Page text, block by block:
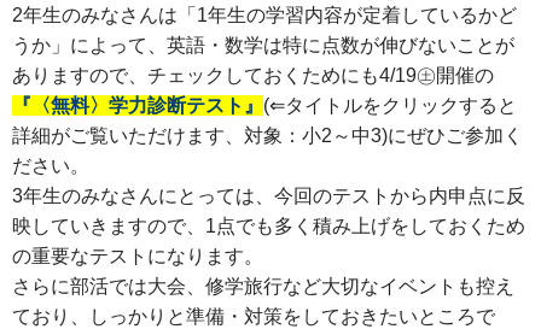
2年生のみなさんは「1年生の学習内容が定着しているかど
うか」によって、英語・数学は特に点数が伸びないことが
ありますので、チェックしておくためにも4/19㊏開催の
『〈無料〉学力診断テスト』 (⇐タイトルをクリックすると
詳細がご覧いただけます、対象：小2～中3)にぜひご参加く
ださい。
3年生のみなさんにとっては、今回のテストから内申点に反
映していきますので、1点でも多く積み上げをしておくため
の重要なテストになります。
さらに部活では大会、修学旅行など大切なイベントも控え
ており、しっかりと準備・対策をしておきたいところで